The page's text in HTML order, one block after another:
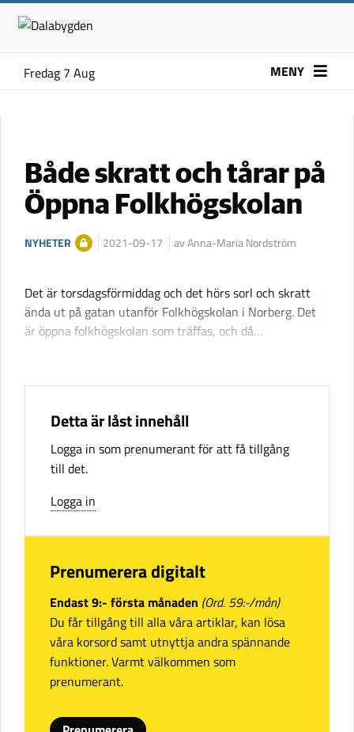
Fredag 7 Aug MENY
Både skratt och tårar på
Öppna Folkhögskolan
NYHETER 2021-09-17 av Anna-Maria Nordström
Det är torsdagsförmiddag och det hörs sorl och skratt
ända ut på gatan utanför Folkhögskolan i Norberg. Det
är öppna folkhögskolan som träffas, och då…
Detta är låst innehåll
Logga in som prenumerant för att få tillgång
till det.
Logga in
Prenumerera digitalt
Endast 9:- första månaden (Ord. 59:-/mån)
Du får tillgång till alla våra artiklar, kan lösa
våra korsord samt utnyttja andra spännande
funktioner. Varmt välkommen som
prenumerant.